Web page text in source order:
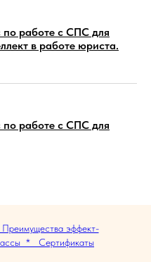
работе с СПС для
в работе юриста.
работе с СПС для
эффект-
* Сертификаты